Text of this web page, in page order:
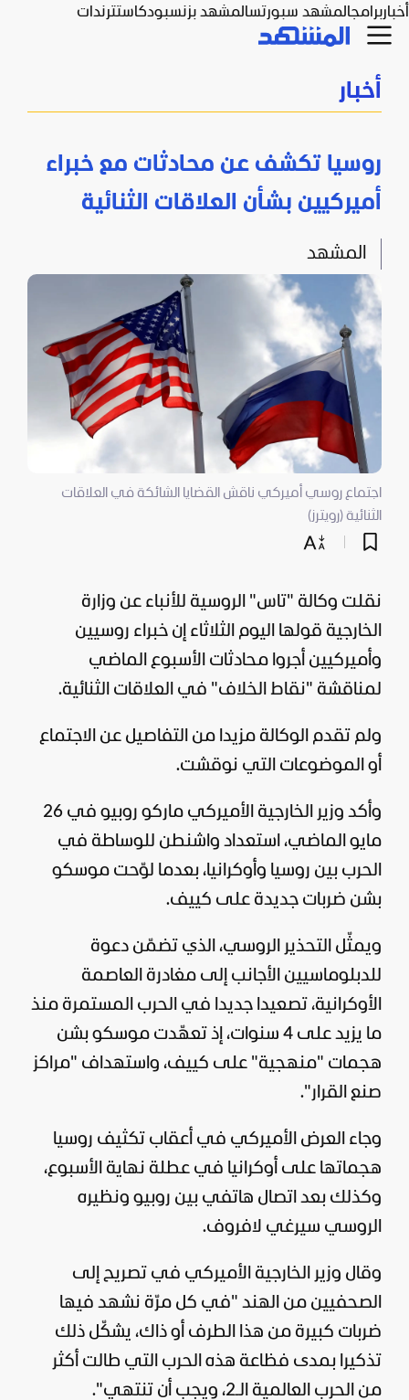
أخباربرامجالمشهد سبورتسالمشهد بزنسبودكاستترندات
أخبار
روسيا تكشف عن محادثات مع خبراء
أميركيين بشأن العلاقات الثنائية
المشهد
اجتماع روسي أميركي ناقش القضايا الشائكة في العلاقات
الثنائية (رويترز)
نقلت وكالة "تاس" الروسية للأنباء عن وزارة
الخارجية قولها اليوم الثلاثاء إن خبراء روسيين
وأميركيين أجروا محادثات الأسبوع الماضي
لمناقشة "نقاط الخلاف" في العلاقات الثنائية.
ولم تقدم الوكالة مزيدا من التفاصيل عن الاجتماع
أو الموضوعات التي نوقشت.
وأكد وزير الخارجية الأميركي ماركو روبيو في 26
مايو الماضي، استعداد واشنطن للوساطة في
الحرب بين روسيا وأوكرانيا، بعدما لوّحت موسكو
بشن ضربات جديدة على كييف.
ويمثّل التحذير الروسي، الذي تضمّن دعوة
للدبلوماسيين الأجانب إلى مغادرة العاصمة
الأوكرانية، تصعيدا جديدا في الحرب المستمرة منذ
ما يزيد على 4 سنوات، إذ تعهّدت موسكو بشن
هجمات "منهجية" على كييف، واستهداف "مراكز
صنع القرار".
وجاء العرض الأميركي في أعقاب تكثيف روسيا
هجماتها على أوكرانيا في عطلة نهاية الأسبوع،
وكذلك بعد اتصال هاتفي بين روبيو ونظيره
الروسي سيرغي لافروف.
وقال وزير الخارجية الأميركي في تصريح إلى
الصحفيين من الهند "في كل مرّة نشهد فيها
ضربات كبيرة من هذا الطرف أو ذاك، يشكّل ذلك
تذكيرا بمدى فظاعة هذه الحرب التي طالت أكثر
من الحرب العالمية الـ2، ويجب أن تنتهي".